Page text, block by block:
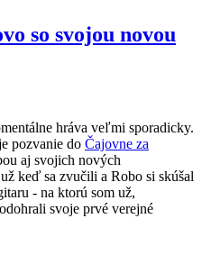
so svojou novou
hráva veľmi sporadicky.
pozvanie do Čajovne za
aj svojich nových
keď sa zvučili a Robo si skúšal
- na ktorú som už,
svoje prvé verejné